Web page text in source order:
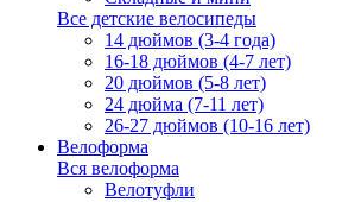
Все детские велосипеды
14 дюймов (3-4 года)
16-18 дюймов (4-7 лет)
20 дюймов (5-8 лет)
24 дюйма (7-11 лет)
26-27 дюймов (10-16 лет)
Велоформа
Вся велоформа
Велотуфли